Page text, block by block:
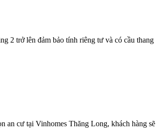
2 trở lên đảm bảo tính riêng tư và có cầu thang
an cư tại Vinhomes Thăng Long, khách hàng sẽ